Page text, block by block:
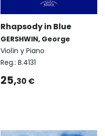
Rhapsody in Blue
GERSHWIN, George
Violín y Piano
Reg.: B.4131
25,30 €